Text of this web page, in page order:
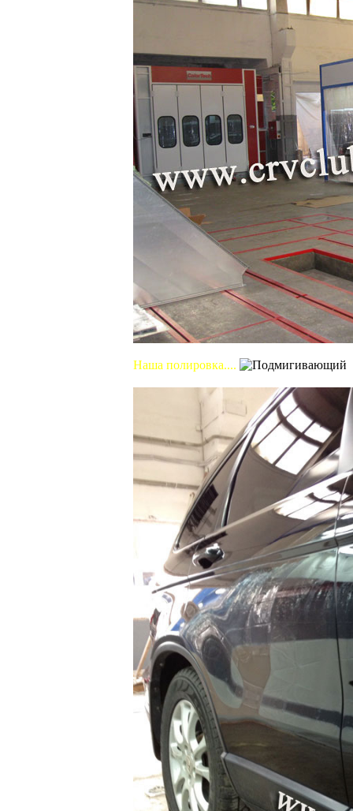
Наша полировка....